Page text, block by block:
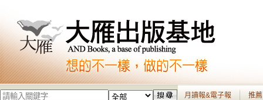
月讀報&電子報 推